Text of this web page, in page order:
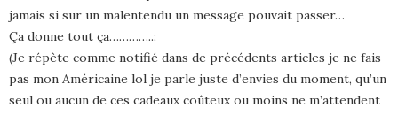
jamais si sur un malentendu un message pouvait passer…
Ça donne tout ça…………..:
(Je répète comme notifié dans de précédents articles je ne fais
pas mon Américaine lol je parle juste d’envies du moment, qu’un
seul ou aucun de ces cadeaux coûteux ou moins ne m’attendent